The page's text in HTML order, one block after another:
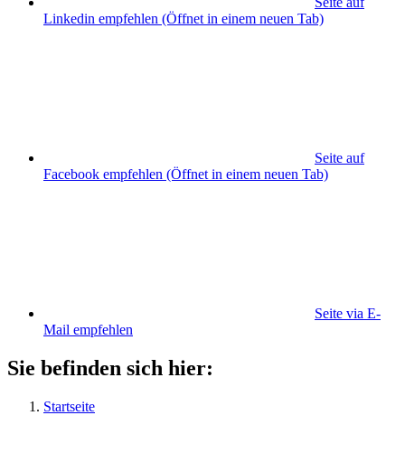
Linkedin empfehlen (Öffnet in einem neuen Tab)
Seite auf
Facebook empfehlen (Öffnet in einem neuen Tab)
Seite via E-
Mail empfehlen
Sie befinden sich hier:
Startseite